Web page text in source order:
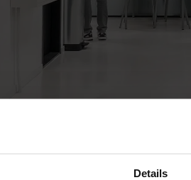
Details